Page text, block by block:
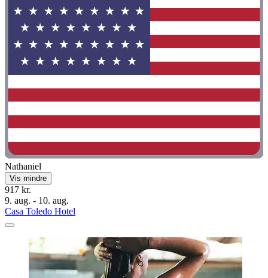
Nathaniel
Vis mindre
917 kr.
9. aug. - 10. aug.
Casa Toledo Hotel